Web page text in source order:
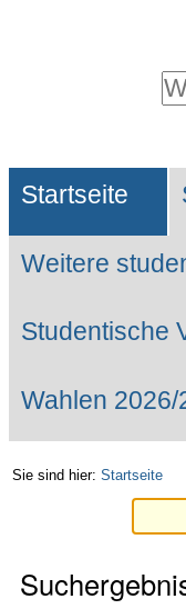
Website
Suche…
Sektionen
Startseite
Weitere
Studentische
Wahlen 2026/
Sie sind hier: Startseite